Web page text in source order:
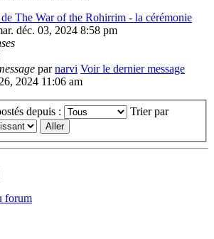
de The War of the Rohirrim - la cérémonie
déc. 03, 2024 8:58 pm
parnarvi Voir le dernier message
2024 11:06 am
depuis : Trier par
forum